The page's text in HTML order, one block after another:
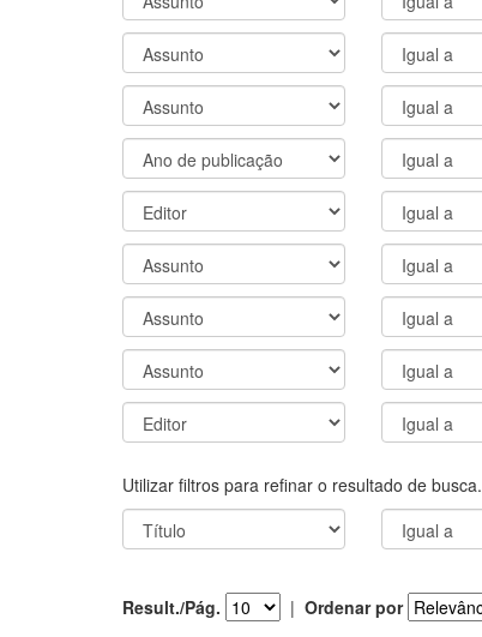
Utilizar filtros para refinar o resultado de busca.
Result./Pág. | Ordenar por